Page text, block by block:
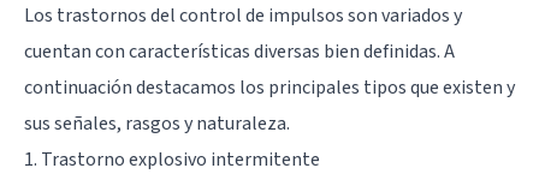
Los trastornos del control de impulsos son variados y
cuentan con características diversas bien definidas. A
continuación destacamos los principales tipos que existen y
sus señales, rasgos y naturaleza.
1. Trastorno explosivo intermitente